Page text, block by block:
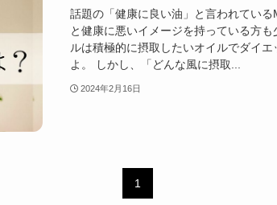
話題の「健康に良い油」と言われてい
と健康に悪いイメージを持っている方
ルは積極的に摂取したいオイルでダイ
よ。 しかし、「どんな風に摂取...
2024年2月16日
1